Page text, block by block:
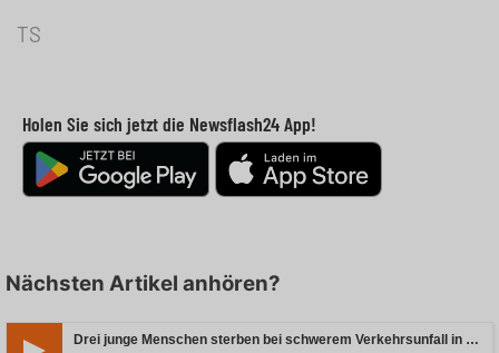
TS
Holen Sie sich jetzt die Newsflash24 App!
Nächsten Artikel anhören?
Drei junge Menschen sterben bei schwerem Verkehrsunfall in Rheinland-Pfalz